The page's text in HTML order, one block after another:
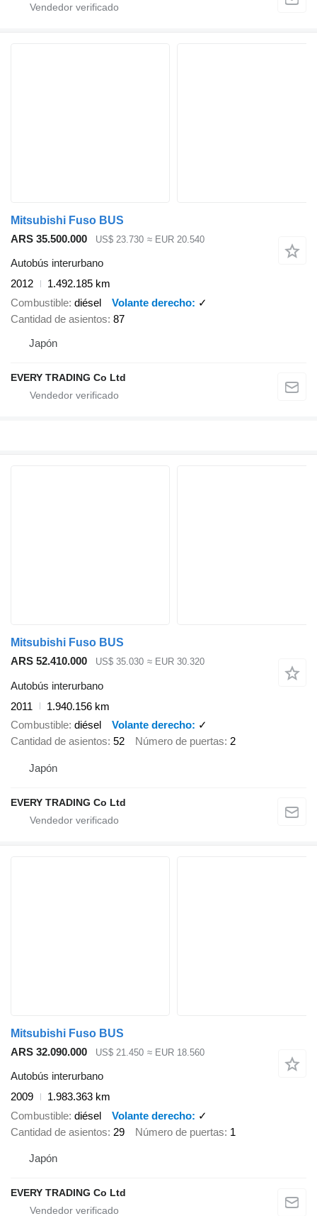
Mitsubishi Fuso BUS
ARS 35.500.000
US$ 23.730 ≈ EUR 20.540
Autobús interurbano
2012
1.492.185 km
Combustible diésel Volante derecho
✓
Cantidad de asientos 87
Japón
EVERY TRADING Co Ltd
Mitsubishi Fuso BUS
ARS 52.410.000
US$ 35.030 ≈ EUR 30.320
Autobús interurbano
2011
1.940.156 km
Combustible diésel Volante derecho
✓
Cantidad de asientos 52 Número de puertas 2
Japón
EVERY TRADING Co Ltd
Mitsubishi Fuso BUS
ARS 32.090.000
US$ 21.450 ≈ EUR 18.560
Autobús interurbano
2009
1.983.363 km
Combustible diésel Volante derecho
✓
Cantidad de asientos 29 Número de puertas 1
Japón
EVERY TRADING Co Ltd